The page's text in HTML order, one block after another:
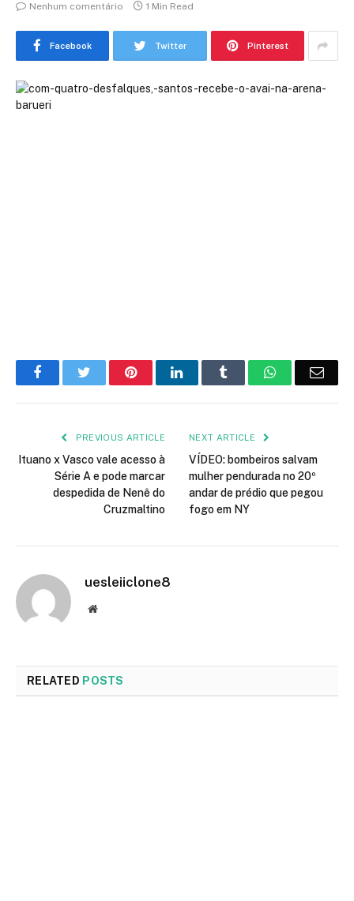
Nenhum comentário
1 Min Read
Facebook Twitter Pinterest
FacebookTwitter PinterestLinkedIn Tumblr WhatsApp
PREVIOUS ARTICLE
Ituano x Vasco vale acesso à
Série A e pode marcar
despedida de Nenê do
Cruzmaltino
NEXT ARTICLE
VÍDEO: bombeiros salvam
mulher pendurada no 20º
andar de prédio que pegou
fogo em NY
uesleiiclone8
Website
RELATED POSTS